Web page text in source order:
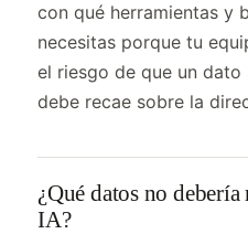
con qué herramientas y
necesitas porque tu
el riesgo de que un dato
debe recae sobre la
¿Qué datos no
IA?